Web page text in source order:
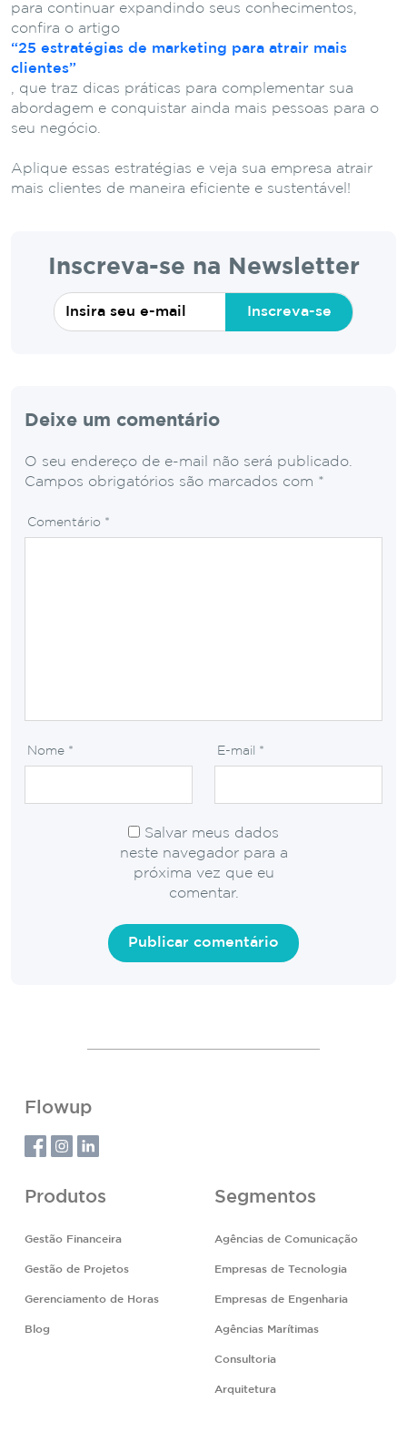
para continuar expandindo seus conhecimentos,
confira o artigo
“25 estratégias de marketing para atrair mais
clientes”
, que traz dicas práticas para complementar sua
abordagem e conquistar ainda mais pessoas para o
seu negócio.
Aplique essas estratégias e veja sua empresa atrair
mais clientes de maneira eficiente e sustentável!
Inscreva-se na Newsletter
Inscreva-se
Deixe um comentário
O seu endereço de e-mail não será publicado.
Campos obrigatórios são marcados com *
Comentário *
Nome * E-mail *
Salvar meus dados
neste navegador para a
próxima vez que eu
comentar.
Flowup
Produtos
Gestão Financeira
Gestão de Projetos
Gerenciamento de Horas
Blog
Segmentos
Agências de Comunicação
Empresas de Tecnologia
Empresas de Engenharia
Agências Marítimas
Consultoria
Arquitetura